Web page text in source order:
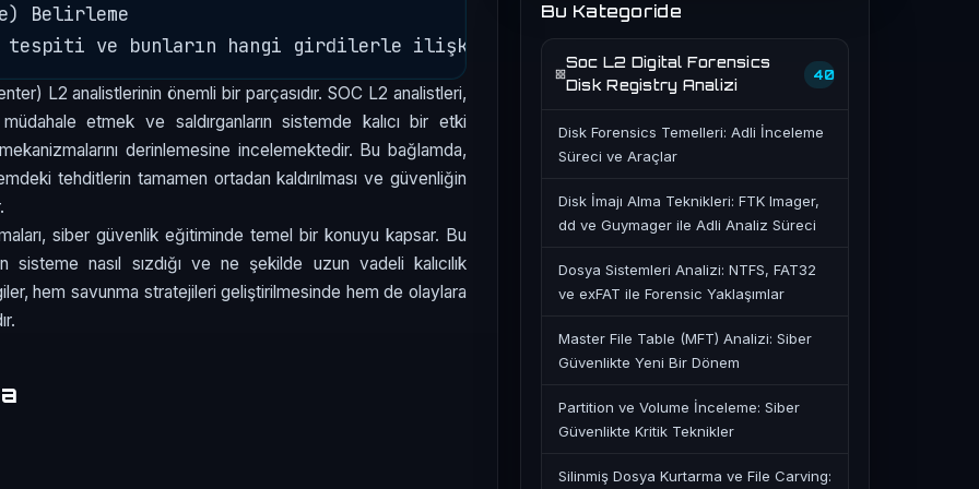
Belirleme
L2 analistlerinin önemli bir parçasıdır. SOC L2 analistleri,
etmek ve saldırganların sistemde kalıcı bir etki
derinlemesine incelemektedir. Bu bağlamda,
tehditlerin tamamen ortadan kaldırılması ve güvenliğin
siber güvenlik eğitiminde temel bir konuyu kapsar. Bu
sisteme nasıl sızdığı ve ne şekilde uzun vadeli kalıcılık
hem savunma stratejileri geliştirilmesinde hem de olaylara
Bu Kategoride
Soc L2 Digital Forensics
Disk Registry Analizi
40
Disk Forensics Temelleri: Adli İnceleme
Süreci ve Araçlar
Disk İmajı Alma Teknikleri: FTK Imager,
dd ve Guymager ile Adli Analiz Süreci
Dosya Sistemleri Analizi: NTFS, FAT32
ve exFAT ile Forensic Yaklaşımlar
Master File Table (MFT) Analizi: Siber
Güvenlikte Yeni Bir Dönem
Partition ve Volume İnceleme: Siber
Güvenlikte Kritik Teknikler
Silinmiş Dosya Kurtarma ve File Carving: